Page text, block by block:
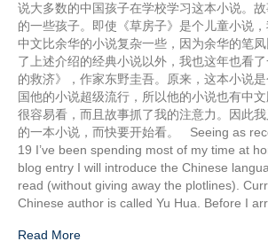
说大多数的中国孩子在学校学习这本小说。
的一些孩子。即使《草房子》是个儿童小说
中文比余华的小说复杂一些，因为余华的笔
了上述介绍的经典小说以外，我也这年也看
的救济》，作家东野圭吾。原来，这本小说
国他的小说超级流行，所以他的小说也有中
很容易看，而且故事抓了我的注意力。因此
的一本小说，而快要开始看。 Seeing as
19 I’ve been spending most of my time at
blog entry I will introduce the Chinese
read (without giving away the plotlines).
Chinese author is called Yu Hua. Before I
Read More